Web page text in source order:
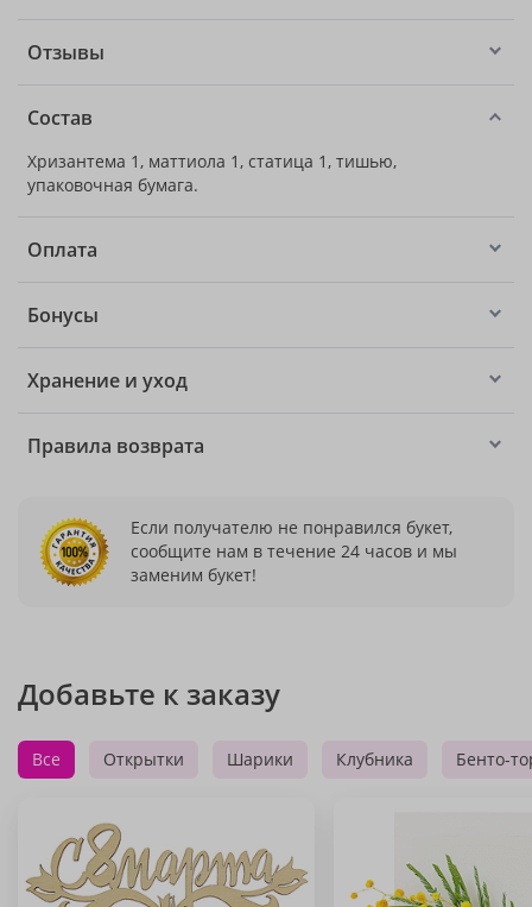
Отзывы
Состав
Хризантема 1, маттиола 1, статица 1, тишью,
упаковочная бумага.
Оплата
Бонусы
Хранение и уход
Правила возврата
Если получателю не понравился букет,
сообщите нам в течение 24 часов и мы
заменим букет!
Добавьте к заказу
Все Открытки Шарики Клубника Бенто-